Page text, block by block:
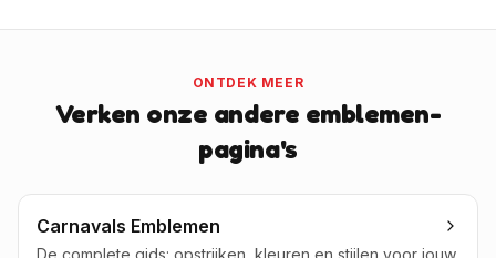
ONTDEK MEER
Verken onze andere emblemen-
pagina's
Carnavals Emblemen
De complete gids: opstrijken, kleuren en stijlen voor jouw